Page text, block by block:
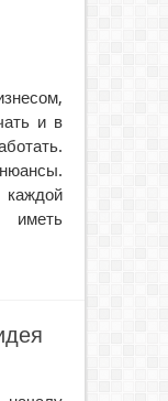
и в
иметь